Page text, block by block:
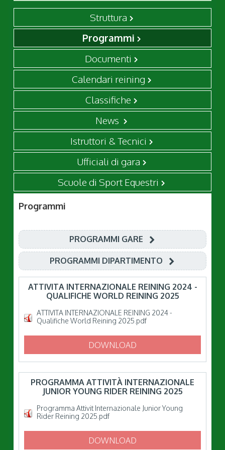
Struttura
Programmi
Documenti
Calendari reining
Classifiche
News
Istruttori & Tecnici
Ufficiali di gara
Scuole di Sport Equestri
Programmi
PROGRAMMI GARE
PROGRAMMI DIPARTIMENTO
ATTIVITA INTERNAZIONALE REINING 2024 -
QUALIFICHE WORLD REINING 2025
ATTIVITA INTERNAZIONALE REINING 2024 -
Qualifiche World Reining 2025.pdf
DOWNLOAD
PROGRAMMA ATTIVITÀ INTERNAZIONALE
JUNIOR YOUNG RIDER REINING 2025
Programma Attivit Internazionale Junior Young
Rider Reining 2025.pdf
DOWNLOAD